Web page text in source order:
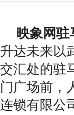
映象网驻
升达未来以
交汇处的驻
门广场前，
连锁有限公